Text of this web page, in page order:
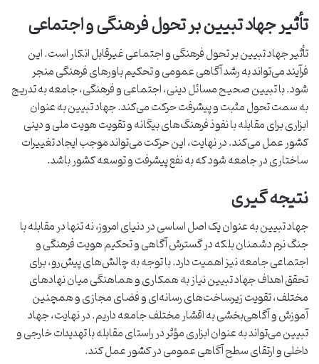
تأثیر جهاد تبیین بر تحول فرهنگی و اجتماعی
تأثیر جهاد تبیین بر تحول فرهنگی و اجتماعی غیرقابل انکار است. این
فرآیند می‌تواند به رشد آگاهی عمومی و تحکیم باورهای فرهنگی منجر
شود. با تبیین صحیح مسائل دینی، اجتماعی و فرهنگی، جامعه به تدریج
به سمت تحول مثبت و پیشرفت حرکت می‌کند. جهاد تبیین به عنوان
ابزاری برای مقابله با نفوذ فرهنگ‌های بیگانه و تقویت هویت ملی و دینی
کشور عمل می‌کند. در نهایت، این حرکت می‌تواند موجب ایجاد تغییرات
ساختاری در جامعه شود که به نفع پیشرفت و توسعه کشور باشد.
نتیجه گیری
جهاد تبیین به عنوان یک اصل اساسی در دنیای امروز، نه تنها در مقابله با
جنگ نرم دشمنان بلکه در گسترش آگاهی و تحکیم هویت فرهنگی و
اجتماعی جامعه نیز اهمیت دارد. با توجه به چالش‌های پیش‌رو، برای
تحقق اهداف جهاد تبیین نیاز به همکاری و هماهنگی میان نهادهای
مختلف، تقویت زیرساخت‌های رسانه‌ای و فضای مجازی و همچنین
آموزش و آگاهی‌بخشی به اقشار مختلف جامعه داریم. در نهایت، جهاد
تبیین می‌تواند به عنوان ابزاری مؤثر در راستای مقابله با تهدیدات خارجی و
داخلی و ارتقای سطح آگاهی عمومی در کشور عمل کند.